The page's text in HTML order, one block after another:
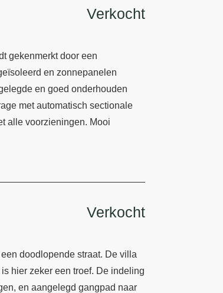
Verkocht
gekenmerkt door een
en zonnepanelen
en goed onderhouden
met automatisch sectionale
alle voorzieningen. Mooi
Verkocht
doodlopende straat. De villa
hier zeker een troef. De indeling
en aangelegd gangpad naar